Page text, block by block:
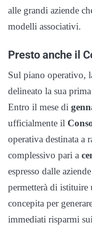
alle grandi aziende
modelli associativi.
Presto anche il
Sul piano operativo,
delineato la sua
Entro il mese di
ufficialmente il
operativa destinata a
complessivo pari a
espresso dalle
permetterà di istituire
concepita per
immediati risparmi